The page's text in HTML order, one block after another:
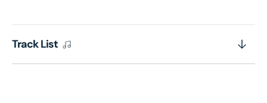
Track List